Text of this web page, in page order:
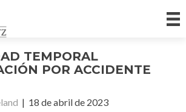
TEMPORAL
POR ACCIDENTE
| 18 de abril de 2023